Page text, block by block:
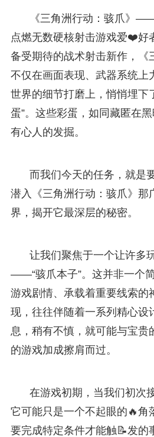
《三角洲行动：骇爪》
点燃无数硬核射击游戏爱❤️好
备受期待的战术射击新作，《
不仅在画面表现、武器系统上
世界的细节打磨上，悄悄埋下
蛋”。这些彩蛋，如同藏匿在
有心人的发掘。
而我们今天的任务，就是
潜入《三角洲行动：骇爪》那
界，揭开它最深层的秘密。
让我们聚焦于一个让许多
——“骇爪本子”。这并非一个
游戏剧情、承载着重要线索的
现，往往伴随着一系列精心设
息，稍有不慎，就可能与宝贵
的游戏加成擦肩而过。
在游戏初期，当我们初次
它可能只是一个不起眼的🔥角
要完成特定条件才能触📝发的